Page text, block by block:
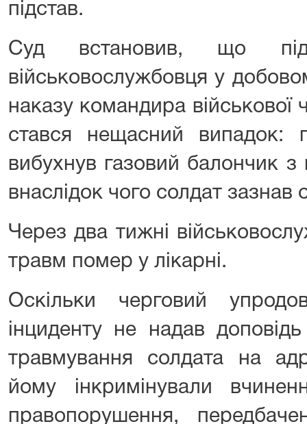
підстав.
Суд встановив, що
військовослужбовця у
наказу командира військової
стався нещасний випадок:
вибухнув газовий балончик
внаслідок чого солдат зазнав
Через два тижні
травм помер у лікарні.
Оскільки черговий
інциденту не надав
травмування солдата на
йому інкримінували
правопорушення,